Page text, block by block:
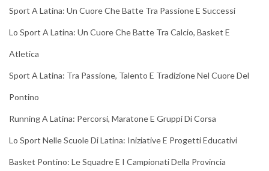
Sport A Latina: Un Cuore Che Batte Tra Passione E Successi
Lo Sport A Latina: Un Cuore Che Batte Tra Calcio, Basket E
Atletica
Sport A Latina: Tra Passione, Talento E Tradizione Nel Cuore Del
Pontino
Running A Latina: Percorsi, Maratone E Gruppi Di Corsa
Lo Sport Nelle Scuole Di Latina: Iniziative E Progetti Educativi
Basket Pontino: Le Squadre E I Campionati Della Provincia